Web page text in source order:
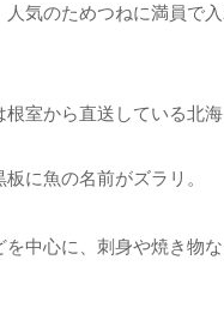
気のためつねに満員で
根室から直送している北
に魚の名前がズラリ。
を中心に、刺身や焼き物